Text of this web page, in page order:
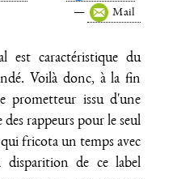
Mail
est caractéristique du
Voilà donc, à la fin
prometteur issu d'une
rappeurs pour le seul
fricota un temps avec
de ce label